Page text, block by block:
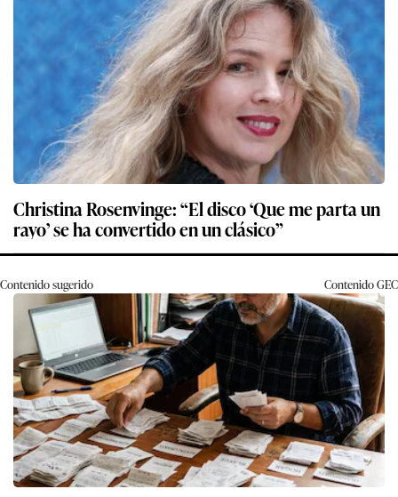
Christina Rosenvinge: “El disco ‘Que me parta un
rayo’ se ha convertido en un clásico”
Contenido sugerido ContenidoGEC